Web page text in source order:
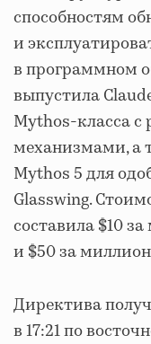
способностям
и
в программном
выпустила
Mythos-класса
механизмами, а
Mythos 5 для
Glasswing.
составила $10
и $50 за
Директива
в 17:21 по